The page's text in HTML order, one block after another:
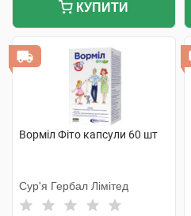
КУПИТИ
Ворміл Фіто капсули 60 шт
Сур'я Гербал Лімітед